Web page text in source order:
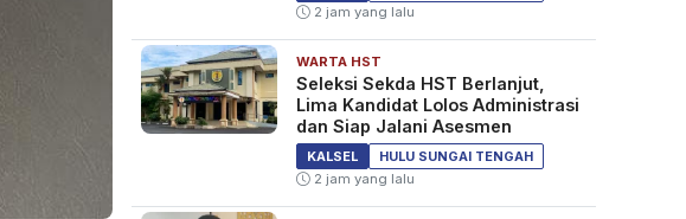
2 jam yang lalu
WARTA HST
Seleksi Sekda HST Berlanjut,
Lima Kandidat Lolos Administrasi
dan Siap Jalani Asesmen
KALSEL
HULU SUNGAI TENGAH
2 jam yang lalu